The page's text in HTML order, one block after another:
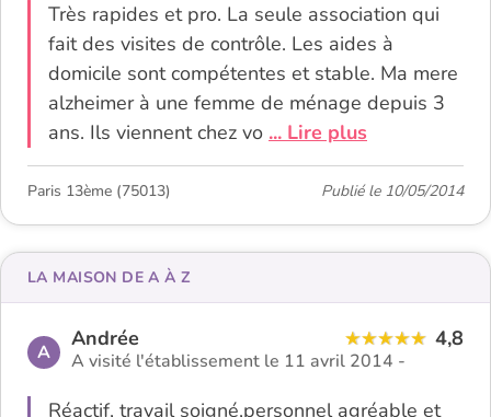
Très rapides et pro. La seule association qui
fait des visites de contrôle. Les aides à
domicile sont compétentes et stable. Ma mere
alzheimer à une femme de ménage depuis 3
ans. Ils viennent chez vo ... Lire plus
Paris 13ème (75013) Publié le 10/05/2014
A
Andrée 4,8
A visité l'établissement le 11 avril 2014 -
Réactif, travail soigné,personnel agréable et
LA MAISON DE A À Z